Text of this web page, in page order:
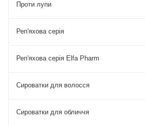
Проти лупи
Реп'яхова серія
Реп'яхова серія Elfa Pharm
Сироватки для волосся
Сироватки для обличчя